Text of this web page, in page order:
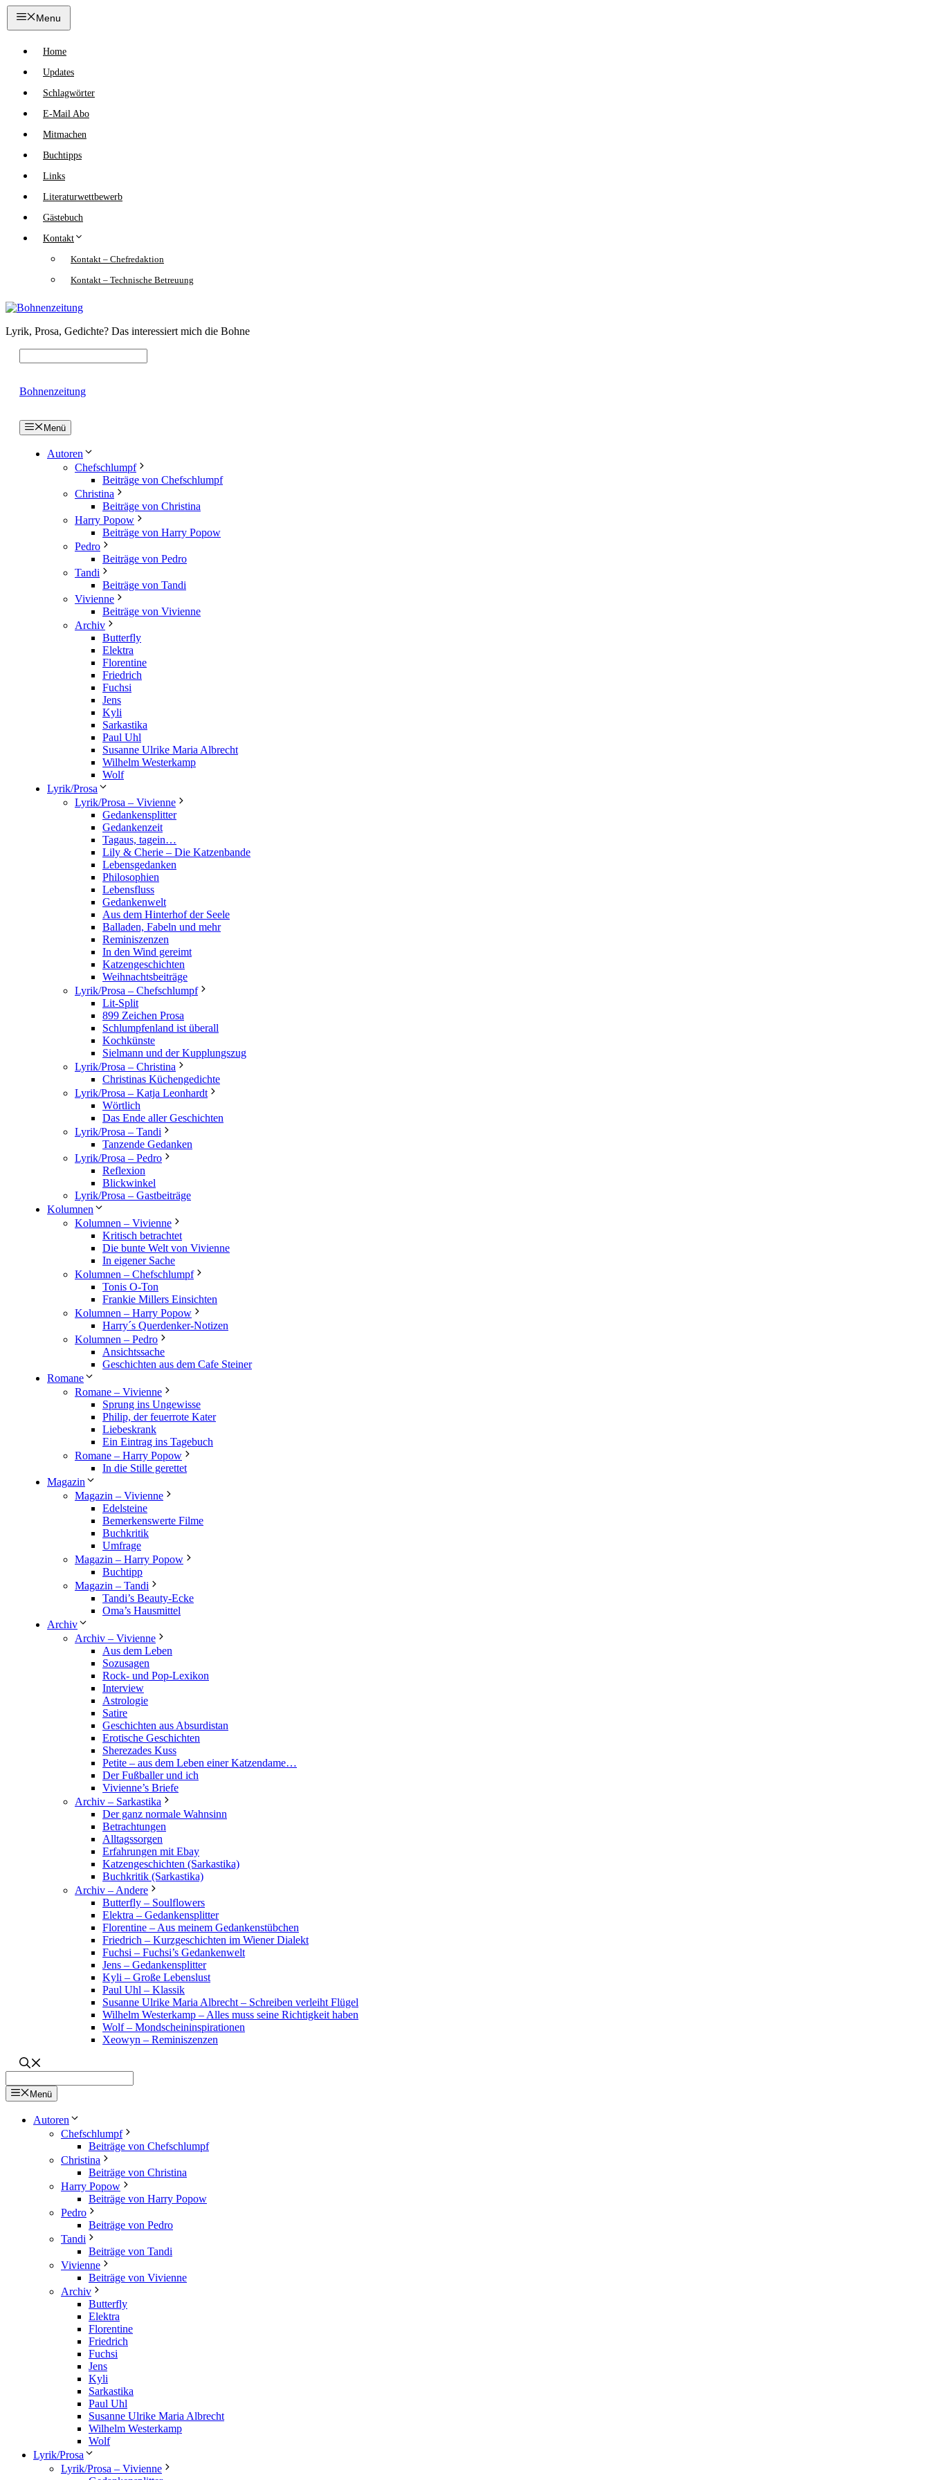
Zum
Inhalt
Menu
Home
Updates
Schlagwörter
E-Mail Abo
Mitmachen
Buchtipps
Links
Literaturwettbewerb
Gästebuch
Kontakt
Kontakt – Chefredaktion
Kontakt – Technische Betreuung
Lyrik, Prosa, Gedichte? Das interessiert mich die Bohne
Bohnenzeitung
Menü
Autoren
Chefschlumpf
Beiträge von Chefschlumpf
Christina
Beiträge von Christina
Harry Popow
Beiträge von Harry Popow
Pedro
Beiträge von Pedro
Tandi
Beiträge von Tandi
Vivienne
Beiträge von Vivienne
Archiv
Butterfly
Elektra
Florentine
Friedrich
Fuchsi
Jens
Kyli
Sarkastika
Paul Uhl
Susanne Ulrike Maria Albrecht
Wilhelm Westerkamp
Wolf
Lyrik/Prosa
Lyrik/Prosa – Vivienne
Gedankensplitter
Gedankenzeit
Tagaus, tagein…
Lily & Cherie – Die Katzenbande
Lebensgedanken
Philosophien
Lebensfluss
Gedankenwelt
Aus dem Hinterhof der Seele
Balladen, Fabeln und mehr
Reminiszenzen
In den Wind gereimt
Katzengeschichten
Weihnachtsbeiträge
Lyrik/Prosa – Chefschlumpf
Lit-Split
899 Zeichen Prosa
Schlumpfenland ist überall
Kochkünste
Sielmann und der Kupplungszug
Lyrik/Prosa – Christina
Christinas Küchengedichte
Lyrik/Prosa – Katja Leonhardt
Wörtlich
Das Ende aller Geschichten
Lyrik/Prosa – Tandi
Tanzende Gedanken
Lyrik/Prosa – Pedro
Reflexion
Blickwinkel
Lyrik/Prosa – Gastbeiträge
Kolumnen
Kolumnen – Vivienne
Kritisch betrachtet
Die bunte Welt von Vivienne
In eigener Sache
Kolumnen – Chefschlumpf
Tonis O-Ton
Frankie Millers Einsichten
Kolumnen – Harry Popow
Harry´s Querdenker-Notizen
Kolumnen – Pedro
Ansichtssache
Geschichten aus dem Cafe Steiner
Romane
Romane – Vivienne
Sprung ins Ungewisse
Philip, der feuerrote Kater
Liebeskrank
Ein Eintrag ins Tagebuch
Romane – Harry Popow
In die Stille gerettet
Magazin
Magazin – Vivienne
Edelsteine
Bemerkenswerte Filme
Buchkritik
Umfrage
Magazin – Harry Popow
Buchtipp
Magazin – Tandi
Tandi’s Beauty-Ecke
Oma’s Hausmittel
Archiv
Archiv – Vivienne
Aus dem Leben
Sozusagen
Rock- und Pop-Lexikon
Interview
Astrologie
Satire
Geschichten aus Absurdistan
Erotische Geschichten
Sherezades Kuss
Petite – aus dem Leben einer Katzendame…
Der Fußballer und ich
Vivienne’s Briefe
Archiv – Sarkastika
Der ganz normale Wahnsinn
Betrachtungen
Alltagssorgen
Erfahrungen mit Ebay
Katzengeschichten (Sarkastika)
Buchkritik (Sarkastika)
Archiv – Andere
Butterfly – Soulflowers
Elektra – Gedankensplitter
Florentine – Aus meinem Gedankenstübchen
Friedrich – Kurzgeschichten im Wiener Dialekt
Fuchsi – Fuchsi’s Gedankenwelt
Jens – Gedankensplitter
Kyli – Große Lebenslust
Paul Uhl – Klassik
Susanne Ulrike Maria Albrecht – Schreiben verleiht Flügel
Wilhelm Westerkamp – Alles muss seine Richtigkeit haben
Wolf – Mondscheininspirationen
Xeowyn – Reminiszenzen
Menü
Autoren
Chefschlumpf
Beiträge von Chefschlumpf
Christina
Beiträge von Christina
Harry Popow
Beiträge von Harry Popow
Pedro
Beiträge von Pedro
Tandi
Beiträge von Tandi
Vivienne
Beiträge von Vivienne
Archiv
Butterfly
Elektra
Florentine
Friedrich
Fuchsi
Jens
Kyli
Sarkastika
Paul Uhl
Susanne Ulrike Maria Albrecht
Wilhelm Westerkamp
Wolf
Lyrik/Prosa
Lyrik/Prosa – Vivienne